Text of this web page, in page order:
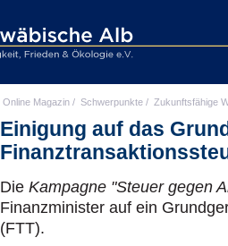
Online Magazin / Schwerpunkte / Zukunftsfähige
Einigung auf das
Die Kampagne "Steuer gegen
Finanzminister auf ein
(FTT).